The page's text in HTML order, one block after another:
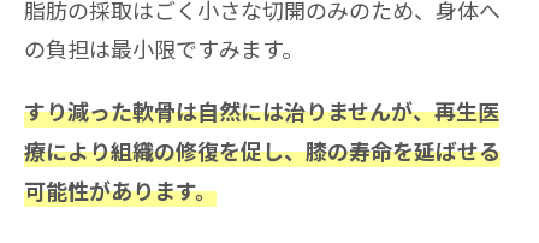
脂肪の採取はごく小さな切開のみのため、身体へ
の負担は最小限ですみます。
すり減った軟骨は自然には治りませんが、再生医
療により組織の修復を促し、膝の寿命を延ばせる
可能性があります。